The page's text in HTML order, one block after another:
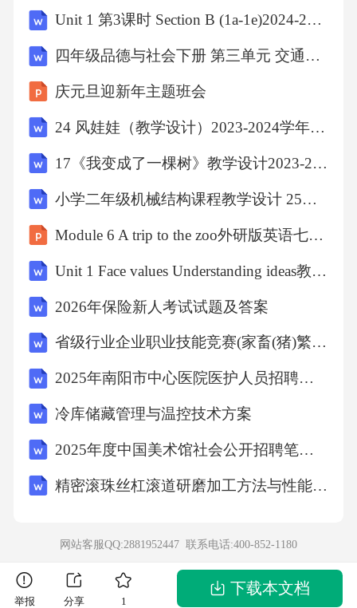
析】：解法一：，则，故为偶函数，故错误；
（1），故错误，正确．故选：．解法二：函数
8．已知，则A． B． C． D．【解析】：解法
一：，则，所以，故．故选：．解法二：设，
则，即，因此由得，即，故，即，故选：．9．
已知向量，，则A．“”的必要条件是“” B．“”的
必要条件是“” C．“”的充分条件是“” D．“”的充
分条件是“”【解析】：，，若，则，解得或，故
“”的充分条件是“”，故错误，正确；若，则，解
得，故错误．故选：．10．已知、是两个平
则或②若，则，③若，且，则④若与和所成的
角相等，则其中，所有真命题的编号是A．①③
B．②③ C．①②③ D．①③④【解析】：①
若，因为，，则，若，因为，，则，若不在也
若，则与，不一定垂直，也有可能相交，故②
直线，直线，因为，过直线的平面与平面相交
于直线，所以，同理可得，所以，因为，，
Unit 1 第3课时 Section B (1a-1e)2024-2025学年八年级英语上册同步教学设计（人教版）河北专版
四年级品德与社会下册 第三单元 交通与生活 3 从古到今话交通教学设计和课后反思 新人教版
庆元旦迎新年主题班会
24 风娃娃（教学设计）2023-2024学年二年级语文上册 部编版
17《我变成了一棵树》教学设计2023-2024学年统编版语文三年级下册
小学二年级机械结构课程教学设计 25拳击车
Module 6 A trip to the zoo外研版英语七年级上
Unit 1 Face values Understanding ideas教学设计-2023-2024学年高中英语外研版（2019）选择性必修第三册
2026年保险新人考试试题及答案
省级行业企业职业技能竞赛(家畜(猪)繁殖员)考试题及答案考试题及答案(日照2025年)
2025年南阳市中心医院医护人员招聘考试题库附答案详解
冷库储藏管理与温控技术方案
2025年度中国美术馆社会公开招聘笔试参考题库附带答案详解
精密滚珠丝杠滚道研磨加工方法与性能影响的深度剖析
网站客服QQ:2881952447 联系电话:400-852-1180
举报 分享 1
下载本文档